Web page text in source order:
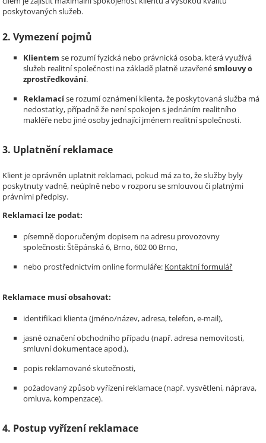
poskytovaných služeb.
2. Vymezení pojmů
Klientem se rozumí fyzická nebo právnická osoba, která využívá
služeb realitní společnosti na základě platně uzavřenésmlouvy o
zprostředkování.
Reklamacíse rozumí oznámení klienta, že poskytovaná služba má
nedostatky, případně že není spokojen s jednáním realitního
makléře nebo jiné osoby jednající jménem realitní společnosti.
3. Uplatnění reklamace
Klient je oprávněn uplatnit reklamaci, pokud má za to, že služby byly
poskytnuty vadně, neúplně nebo v rozporu se smlouvou či platnými
právními předpisy.
Reklamaci lze podat:
písemně doporučeným dopisem na adresu provozovny
společnosti: Štěpánská 6, Brno, 602 00 Brno,
nebo prostřednictvím online formuláře: Kontaktní formulář
Reklamace musí obsahovat:
identifikaci klienta (jméno/název, adresa, telefon, e-mail),
jasné označení obchodního případu (např. adresa nemovitosti,
smluvní dokumentace apod.),
popis reklamované skutečnosti,
požadovaný způsob vyřízení reklamace (např. vysvětlení, náprava,
omluva, kompenzace).
4. Postup vyřízení reklamace